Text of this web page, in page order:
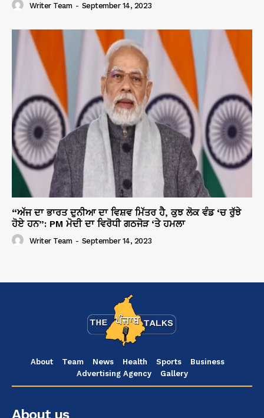
Writer Team - September 14, 2023
“ਅੱਜ ਦਾ ਭਾਰਤ ਦੁਨੀਆ ਦਾ ਵਿਸ਼ਵ ਮਿੱਤਰ ਹੈ, ਕੁਝ ਲੋਕ ਵੰਡ ‘ਚ ਰੁੱਝੇ
ਹੋਏ ਹਨ”: PM ਮੋਦੀ ਦਾ ਵਿਰੋਧੀ ਗਠਜੋੜ ‘ਤੇ ਹਮਲਾ
Writer Team - September 14, 2023
About Team News Health Sports
Business
Advertising Agency
Gallery
About us